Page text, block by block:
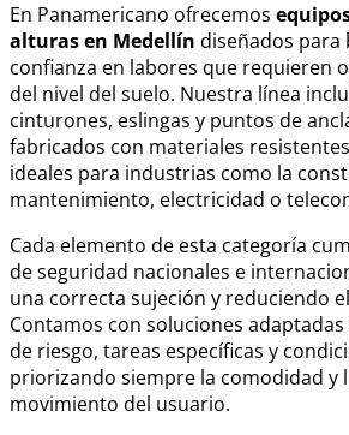
En Panamericano ofrecemos
alturas en Medellín diseñados
confianza en labores que requieren
del nivel del suelo. Nuestra línea
cinturones, eslingas y puntos de
fabricados con materiales
ideales para industrias como la
mantenimiento, electricidad o
Cada elemento de esta categoría
de seguridad nacionales e
una correcta sujeción y reduciendo
Contamos con soluciones
de riesgo, tareas específicas y
priorizando siempre la comodidad y
movimiento del usuario.